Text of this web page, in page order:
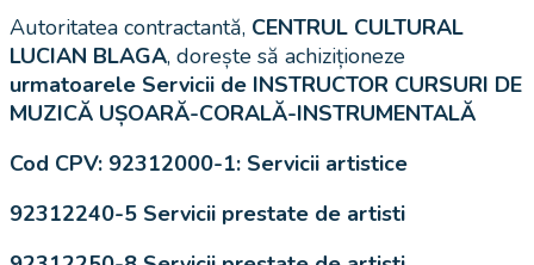
Autoritatea contractantă, CENTRUL CULTURAL
LUCIAN BLAGA, dorește să achiziționeze
urmatoarele Servicii de INSTRUCTOR CURSURI DE
MUZICĂ UȘOARĂ-CORALĂ-INSTRUMENTALĂ
Cod CPV: 92312000-1: Servicii artistice
92312240-5 Servicii prestate de artisti